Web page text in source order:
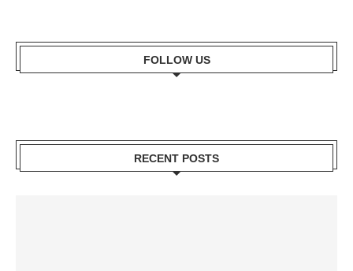
FOLLOW US
RECENT POSTS